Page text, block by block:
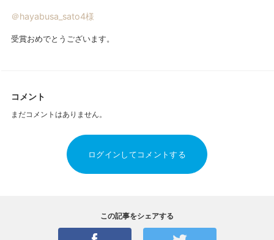
＠hayabusa_sato4様
受賞おめでとうございます。
コメント
まだコメントはありません。
ログインしてコメントする
この記事をシェアする